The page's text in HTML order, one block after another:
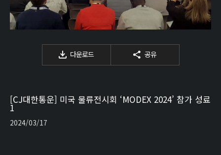
다운로드 공유
[CJ대한통운] 미국 물류전시회 ‘MODEX 2024’ 참가 성료
1
2024/03/17